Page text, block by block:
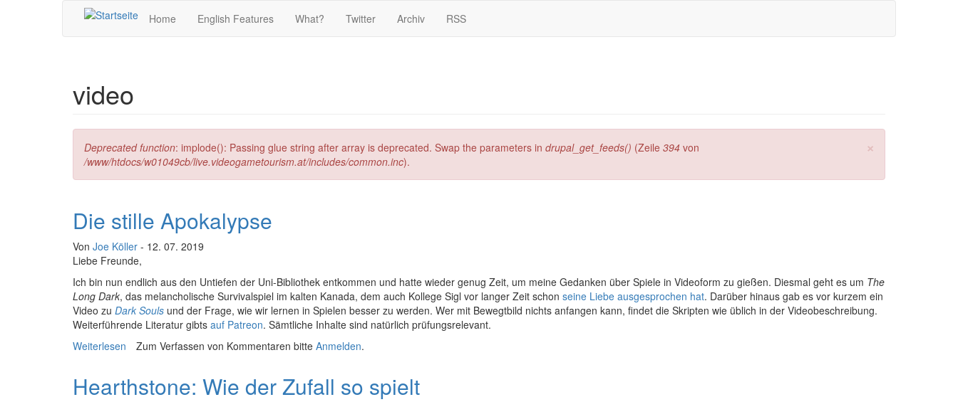
Home
English Features What? Twitter Archiv RSS
video
×
Fehlermeldung
Deprecated function: implode(): Passing glue string after array is deprecated. Swap the parameters in drupal_get_feeds() (Zeile 394 von
/www/htdocs/w01049cb/live.videogametourism.at/includes/common.inc).
Die stille Apokalypse
Von Joe Köller - 12. 07. 2019
Liebe Freunde,
Ich bin nun endlich aus den Untiefen der Uni-Bibliothek entkommen und hatte wieder genug Zeit, um meine Gedanken über Spiele in Videoform zu gießen. Diesmal geht es um The
Long Dark, das melancholische Survivalspiel im kalten Kanada, dem auch Kollege Sigl vor langer Zeit schon seine Liebe ausgesprochen hat. Darüber hinaus gab es vor kurzem ein
Video zu Dark Souls und der Frage, wie wir lernen in Spielen besser zu werden. Wer mit Bewegtbild nichts anfangen kann, findet die Skripten wie üblich in der Videobeschreibung.
Weiterführende Literatur gibts auf Patreon. Sämtliche Inhalte sind natürlich prüfungsrelevant.
Weiterlesen über Die stille Apokalypse
Zum Verfassen von Kommentaren bitte Anmelden.
Hearthstone: Wie der Zufall so spielt